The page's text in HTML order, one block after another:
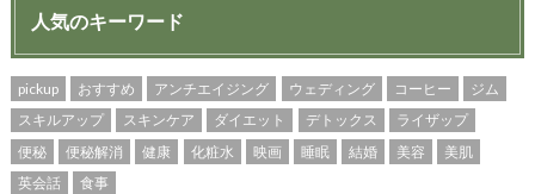
人気のキーワード
pickup おすすめ アンチエイジング ウェディング コーヒー
ジム
スキルアップ
スキンケア ダイエット デトックス
ライザップ
便秘
便秘解消 健康 化粧水 映画 睡眠 結婚 美容
美肌
英会話
食事